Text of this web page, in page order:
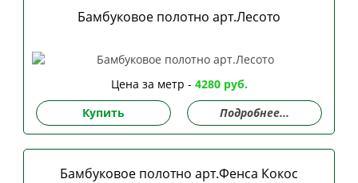
Бамбуковое полотно арт.Лесото
Цена за метр - 4280 руб.
Купить
Подробнее...
Бамбуковое полотно арт.Фенса Кокос